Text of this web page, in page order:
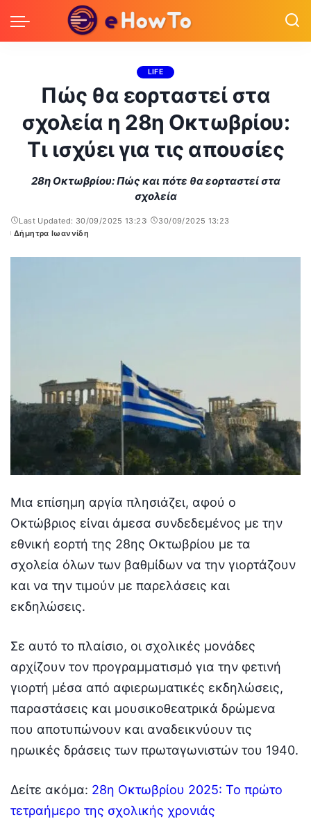
LIFE
Πώς θα εορταστεί στα
σχολεία η 28η Οκτωβρίου:
Τι ισχύει για τις απουσίες
28η Οκτωβρίου: Πώς και πότε θα εορταστεί στα
σχολεία
Last Updated: 30/09/2025 13:23
30/09/2025 13:23
Posted
Δήμητρα Ιωαννίδη
Μια επίσημη αργία πλησιάζει, αφού ο
Οκτώβριος είναι άμεσα συνδεδεμένος με την
εθνική εορτή της 28ης Οκτωβρίου με τα
σχολεία όλων των βαθμίδων να την γιορτάζουν
και να την τιμούν με παρελάσεις και
εκδηλώσεις.
Σε αυτό το πλαίσιο, οι σχολικές μονάδες
αρχίζουν τον προγραμματισμό για την φετινή
γιορτή μέσα από αφιερωματικές εκδηλώσεις,
παραστάσεις και μουσικοθεατρικά δρώμενα
που αποτυπώνουν και αναδεικνύουν τις
ηρωικές δράσεις των πρωταγωνιστών του 1940.
Δείτε ακόμα: 28η Οκτωβρίου 2025: Το πρώτο
τετραήμερο της σχολικής χρονιάς